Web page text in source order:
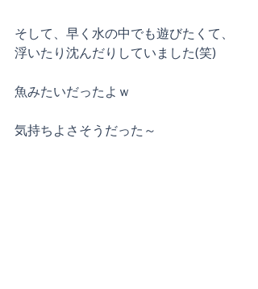
そして、早く水の中でも遊びたくて、
浮いたり沈んだりしていました(笑)
魚みたいだったよｗ
気持ちよさそうだった～